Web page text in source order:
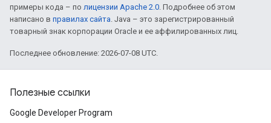
примеры кода – по лицензии Apache 2.0 . Подробнее об этом
написано в правилах сайта . Java – это зарегистрированный
товарный знак корпорации Oracle и ее аффилированных лиц.
Последнее обновление: 2026-07-08 UTC.
Полезные ссылки
Google Developer Program